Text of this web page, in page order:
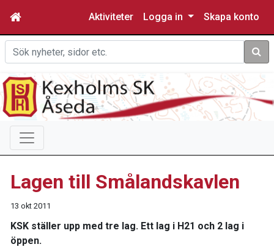
Aktiviteter Logga in Skapa konto
Sök
Lagen till Smålandskavlen
13 okt 2011
KSK ställer upp med tre lag. Ett lag i H21 och 2 lag i
öppen.